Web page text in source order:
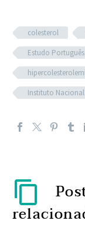
colesterol
Estudo
Instituto